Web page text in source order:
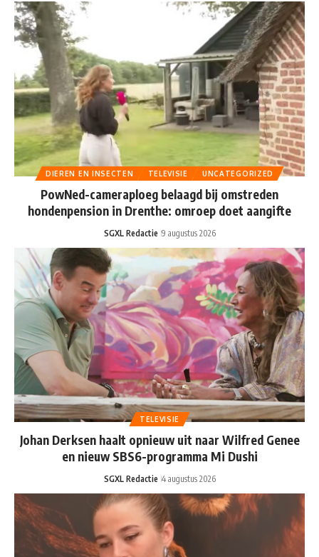
DIEREN EN INSECTEN TELEVISIE UNCATEGORIZED
PowNed-cameraploeg belaagd bij omstreden
hondenpension in Drenthe: omroep doet aangifte
SGXL Redactie 9 augustus 2026
TELEVISIE
Johan Derksen haalt opnieuw uit naar Wilfred Genee
en nieuw SBS6-programma Mi Dushi
SGXL Redactie 4 augustus 2026